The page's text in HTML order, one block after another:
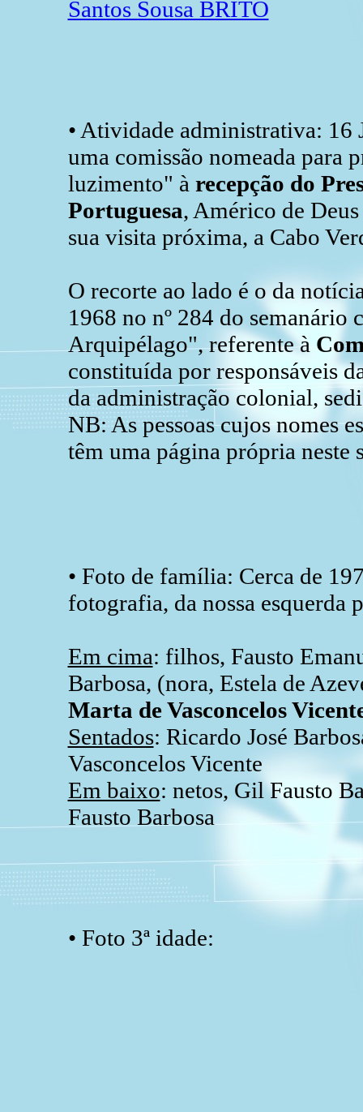
Santos Sousa BRITO
• Atividade administrativa: 16
uma comissão nomeada para
luzimento" à recepção do
Portuguesa, Américo de
sua visita próxima, a Cabo
O recorte ao lado é o da
1968 no nº 284 do semanário
Arquipélago", referente à
constituída por responsáveis
da administração colonial,
NB: As pessoas cujos nomes
têm uma página própria neste
• Foto de família: Cerca de
fotografia, da nossa esquerda
Em cima: filhos, Fausto
Barbosa, (nora, Estela de
Marta de Vasconcelos
Sentados: Ricardo José
Vasconcelos Vicente
Em baixo: netos, Gil Fausto
Fausto Barbosa
• Foto 3ª idade: